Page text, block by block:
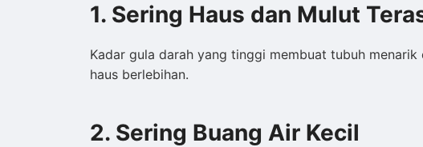
1. Sering Haus dan Mulut
Kadar gula darah yang tinggi membuat tubuh
haus berlebihan.
2. Sering Buang Air Kecil